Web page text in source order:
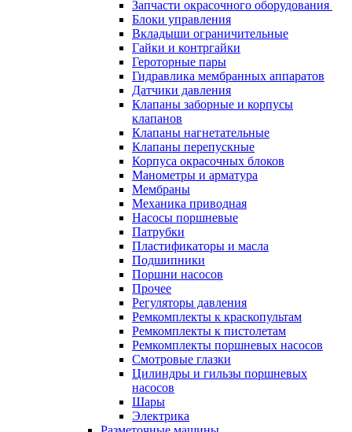
Запчасти окрасочного оборудования
Блоки управления
Вкладыши ограничительные
Гайки и контргайки
Героторные пары
Гидравлика мембранных аппаратов
Датчики давления
Клапаны заборные и корпусы
клапанов
Клапаны нагнетательные
Клапаны перепускные
Корпуса окрасочных блоков
Манометры и арматура
Мембраны
Механика приводная
Насосы поршневые
Патрубки
Пластификаторы и масла
Подшипники
Поршни насосов
Прочее
Регуляторы давления
Ремкомплекты к краскопультам
Ремкомплекты к пистолетам
Ремкомплекты поршневых насосов
Смотровые глазки
Цилиндры и гильзы поршневых
насосов
Шары
Электрика